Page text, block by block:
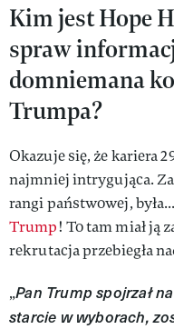
Kim jest Hope
spraw
domniemana
Trumpa?
Okazuje się, że kariera
najmniej intrygująca.
rangi państwowej,
Trump! To tam miał ją
rekrutacja przebiegła
„Pan Trump spojrzał
starcie w wyborach,